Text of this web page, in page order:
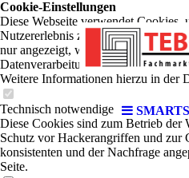
Cookie-Einstellungen
Diese Webseite verwendet Cookies,
Nutzererlebnis zu bieten.
nur angezeigt, wenn die
Datenverarbeitung kann dann auch
Weitere Informationen hierzu in der
Technisch notwendige
Diese Cookies sind zum Betrieb der
Schutz vor Hackerangriffen und zur
konsistenten und der Nachfrage
Seite.